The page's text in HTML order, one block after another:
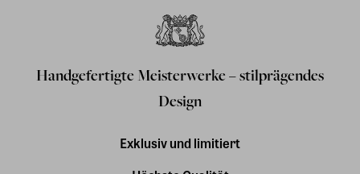
Handgefertigte Meisterwerke – stilprägendes
Design
Exklusiv und limitiert